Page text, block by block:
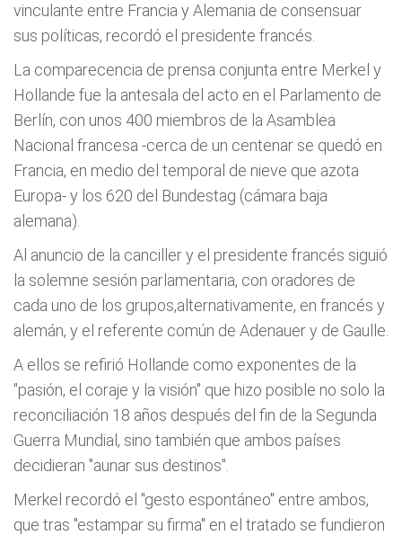
vinculante entre Francia y Alemania de consensuar
sus políticas, recordó el presidente francés.
La comparecencia de prensa conjunta entre Merkel y
Hollande fue la antesala del acto en el Parlamento de
Berlín, con unos 400 miembros de la Asamblea
Nacional francesa -cerca de un centenar se quedó en
Francia, en medio del temporal de nieve que azota
Europa- y los 620 del Bundestag (cámara baja
alemana).
Al anuncio de la canciller y el presidente francés siguió
la solemne sesión parlamentaria, con oradores de
cada uno de los grupos,alternativamente, en francés y
alemán, y el referente común de Adenauer y de Gaulle.
A ellos se refirió Hollande como exponentes de la
"pasión, el coraje y la visión" que hizo posible no solo la
reconciliación 18 años después del fin de la Segunda
Guerra Mundial, sino también que ambos países
decidieran "aunar sus destinos".
Merkel recordó el "gesto espontáneo" entre ambos,
que tras "estampar su firma" en el tratado se fundieron